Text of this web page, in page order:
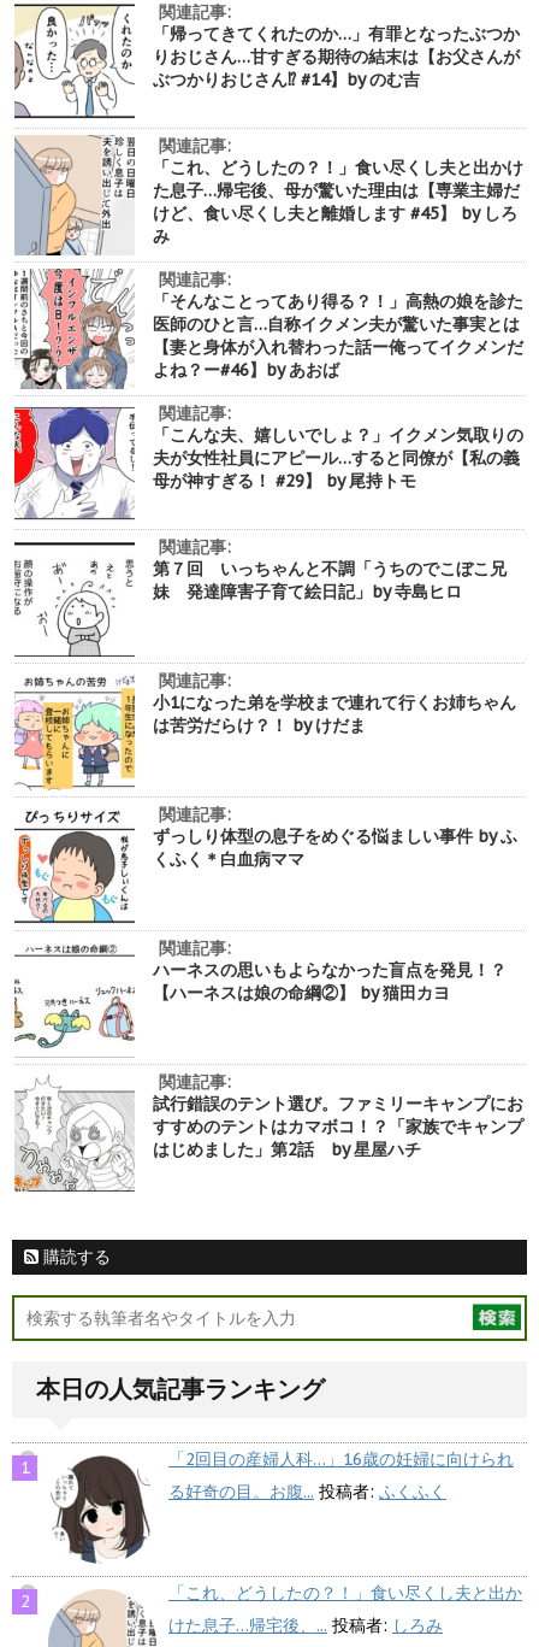
関連記事:
「帰ってきてくれたのか…」有罪となったぶつか
りおじさん…甘すぎる期待の結末は【お父さんが
ぶつかりおじさん⁉︎ #14】by のむ吉
関連記事:
「これ、どうしたの？！」食い尽くし夫と出かけ
た息子…帰宅後、母が驚いた理由は【専業主婦だ
けど、食い尽くし夫と離婚します #45】 by しろ
み
関連記事:
「そんなことってあり得る？！」高熱の娘を診た
医師のひと言…自称イクメン夫が驚いた事実とは
【妻と身体が入れ替わった話ー俺ってイクメンだ
よね？ー#46】by あおば
関連記事:
「こんな夫、嬉しいでしょ？」イクメン気取りの
夫が女性社員にアピール…すると同僚が【私の義
母が神すぎる！ #29】 by 尾持トモ
関連記事:
第７回 いっちゃんと不調「うちのでこぼこ兄
妹 発達障害子育て絵日記」by 寺島ヒロ
関連記事:
小1になった弟を学校まで連れて行くお姉ちゃん
は苦労だらけ？！ by けだま
関連記事:
ずっしり体型の息子をめぐる悩ましい事件 by ふ
くふく＊白血病ママ
関連記事:
ハーネスの思いもよらなかった盲点を発見！？
【ハーネスは娘の命綱②】 by 猫田カヨ
関連記事:
試行錯誤のテント選び。ファミリーキャンプにお
すすめのテントはカマボコ！？「家族でキャンプ
はじめました」第2話 by 星屋ハチ
購読する
本日の人気記事ランキング
「2回目の産婦人科…」16歳の妊婦に向けられ
る好奇の目。お腹... 投稿者: ふくふく
「これ、どうしたの？！」食い尽くし夫と出か
けた息子…帰宅後、... 投稿者: しろみ